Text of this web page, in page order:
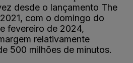
desde o lançamento The
com o domingo do
fevereiro de 2024,
relativamente
500 milhões de minutos.